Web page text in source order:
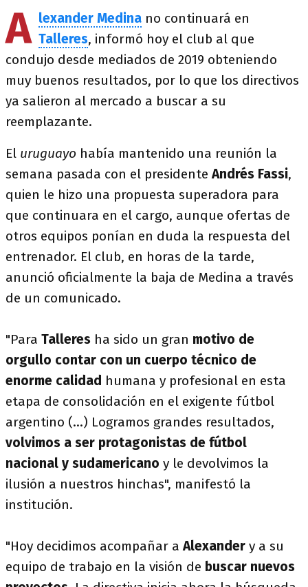
A lexander Medina no continuará en
Talleres, informó hoy el club al que
condujo desde mediados de 2019 obteniendo
muy buenos resultados, por lo que los directivos
ya salieron al mercado a buscar a su
reemplazante.
El uruguayo había mantenido una reunión la
semana pasada con el presidenteAndrés Fassi,
quien le hizo una propuesta superadora para
que continuara en el cargo, aunque ofertas de
otros equipos ponían en duda la respuesta del
entrenador. El club, en horas de la tarde,
anunció oficialmente la baja de Medina a través
de un comunicado.
"Para Talleres ha sido un gran motivo de
orgullo contar con un cuerpo técnico de
enorme calidad humana y profesional en esta
etapa de consolidación en el exigente fútbol
argentino (...) Logramos grandes resultados,
volvimos a ser protagonistas de fútbol
nacional y sudamericano y le devolvimos la
ilusión a nuestros hinchas", manifestó la
institución.
"Hoy decidimos acompañar aAlexander y a su
equipo de trabajo en la visión de buscar nuevos